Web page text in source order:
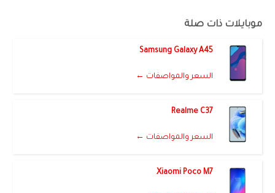
موبايلات ذات صلة
Samsung Galaxy A45
السعر والمواصفات ←
Realme C37
السعر والمواصفات ←
Xiaomi Poco M7